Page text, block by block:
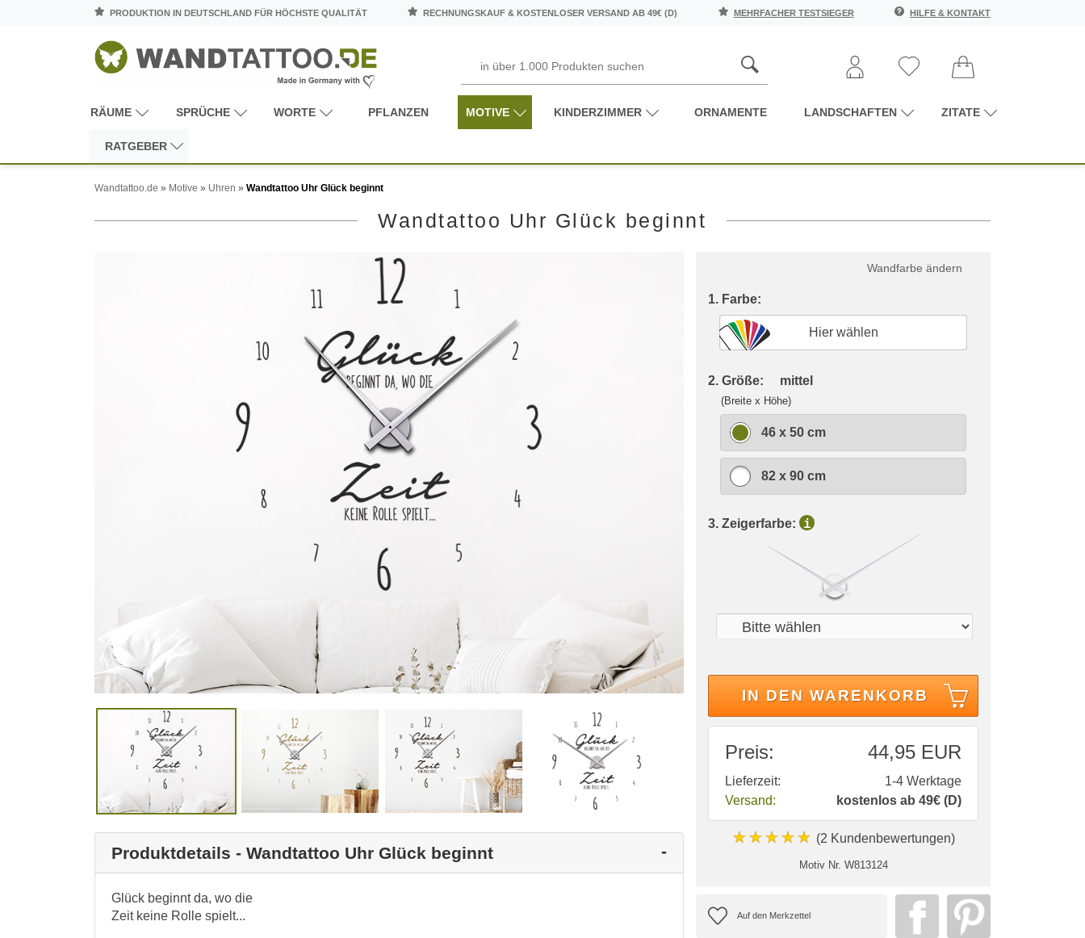
PRODUKTION IN DEUTSCHLAND FÜR HÖCHSTE QUALITÄT RECHNUNGSKAUF & KOSTENLOSER VERSAND AB 49€ (D) MEHRFACHER TESTSIEGER HILFE & KONTAKT
RÄUME SPRÜCHE WORTE PFLANZEN MOTIVE KINDERZIMMER ORNAMENTE LANDSCHAFTEN ZITATE
RATGEBER
Wandtattoo.de » Motive » Uhren » Wandtattoo Uhr Glück beginnt
Wandtattoo Uhr Glück beginnt
Produktdetails - Wandtattoo Uhr Glück beginnt
Glück beginnt da, wo die
Zeit keine Rolle spielt...
Wandfarbe ändern
1. Farbe:
Hier wählen
2. Größe: mittel
(Breite x Höhe)
46 x 50 cm
82 x 90 cm
3. Zeigerfarbe: i
IN DEN WARENKORB
Preis: 44,95 EUR
Lieferzeit:
1-4 Werktage
Versand:
kostenlos ab 49€ (D)
★★★★★ (2 Kundenbewertungen)
Motiv Nr. W813124